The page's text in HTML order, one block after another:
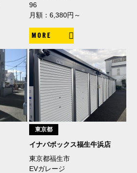
96
月額：6,380円～
MORE
東京都
イナバボックス福生牛浜店
東京都福生市
EVガレージ